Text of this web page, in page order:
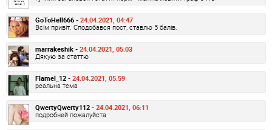
GoToHell666 - 24.04.2021, 04:47
Всім привіт. Сподобався пост, ставлю 5 балів.
marrakeshik - 24.04.2021, 05:03
Дякую за статтю
Flamel_12 - 24.04.2021, 05:59
реальна тема
QwertyQwerty112 - 24.04.2021, 06:11
подробней пожалуйста